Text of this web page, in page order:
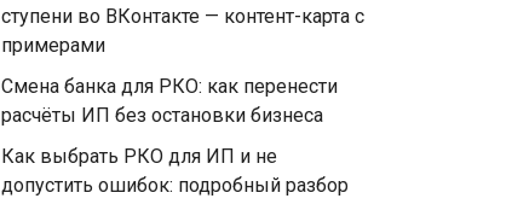
ступени во ВКонтакте — контент-карта с
примерами
Смена банка для РКО: как перенести
расчёты ИП без остановки бизнеса
Как выбрать РКО для ИП и не
допустить ошибок: подробный разбор